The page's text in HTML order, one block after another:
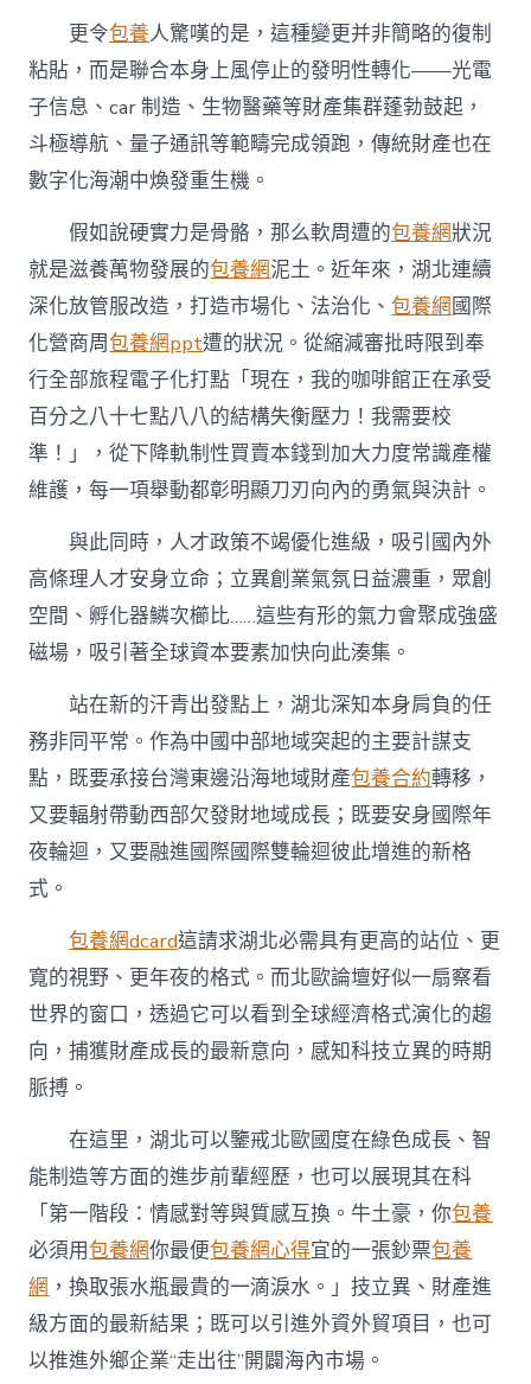
更令包養人驚嘆的是，這種變更并非簡略的復制
粘貼，而是聯合本身上風停止的發明性轉化——光電
子信息、car 制造、生物醫藥等財產集群蓬勃鼓起，
斗極導航、量子通訊等範疇完成領跑，傳統財產也在
數字化海潮中煥發重生機。
假如說硬實力是骨骼，那么軟周遭的包養網狀況
就是滋養萬物發展的包養網泥土。近年來，湖北連續
深化放管服改造，打造市場化、法治化、包養網國際
化營商周包養網ppt遭的狀況。從縮減審批時限到奉
行全部旅程電子化打點「現在，我的咖啡館正在承受
百分之八十七點八八的結構失衡壓力！我需要校
準！」，從下降軌制性買賣本錢到加大力度常識產權
維護，每一項舉動都彰明顯刀刃向內的勇氣與決計。
與此同時，人才政策不竭優化進級，吸引國內外
高條理人才安身立命；立異創業氣氛日益濃重，眾創
空間、孵化器鱗次櫛比……這些有形的氣力會聚成強盛
磁場，吸引著全球資本要素加快向此湊集。
站在新的汗青出發點上，湖北深知本身肩負的任
務非同平常。作為中國中部地域突起的主要計謀支
點，既要承接台灣東邊沿海地域財產包養合約轉移，
又要輻射帶動西部欠發財地域成長；既要安身國際年
夜輪迴，又要融進國際國際雙輪迴彼此增進的新格
式。
包養網dcard這請求湖北必需具有更高的站位、更
寬的視野、更年夜的格式。而北歐論壇好似一扇察看
世界的窗口，透過它可以看到全球經濟格式演化的趨
向，捕獲財產成長的最新意向，感知科技立異的時期
脈搏。
在這里，湖北可以鑒戒北歐國度在綠色成長、智
能制造等方面的進步前輩經歷，也可以展現其在科
「第一階段：情感對等與質感互換。牛土豪，你包養
必須用包養網你最便包養網心得宜的一張鈔票包養
網 ，換取張水瓶最貴的一滴淚水。」技立異、財產進
級方面的最新結果；既可以引進外資外貿項目，也可
以推進外鄉企業“走出往”開闢海內市場。